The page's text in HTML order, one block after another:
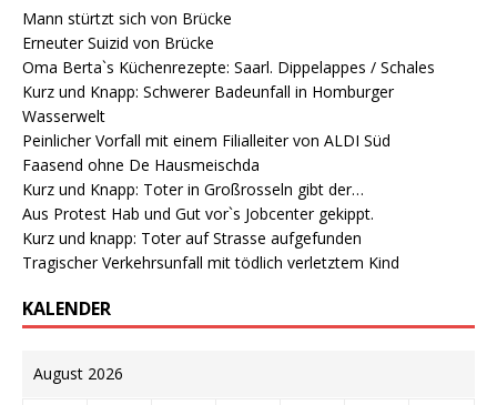
Mann stürtzt sich von Brücke
Erneuter Suizid von Brücke
Oma Berta`s Küchenrezepte: Saarl. Dippelappes / Schales
Kurz und Knapp: Schwerer Badeunfall in Homburger
Wasserwelt
Peinlicher Vorfall mit einem Filialleiter von ALDI Süd
Faasend ohne De Hausmeischda
Kurz und Knapp: Toter in Großrosseln gibt der…
Aus Protest Hab und Gut vor`s Jobcenter gekippt.
Kurz und knapp: Toter auf Strasse aufgefunden
Tragischer Verkehrsunfall mit tödlich verletztem Kind
KALENDER
August 2026